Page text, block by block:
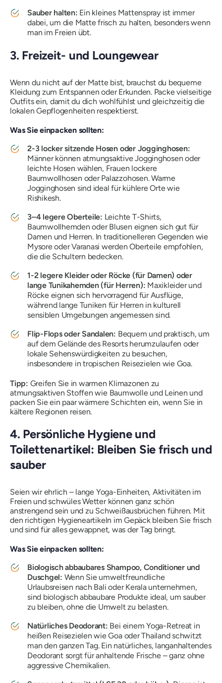
Sauber halten: Ein kleines Mattenspray ist immer
dabei, um die Matte frisch zu halten, besonders wenn
man im Freien übt.
3. Freizeit- und Loungewear
Wenn du nicht auf der Matte bist, brauchst du bequeme
Kleidung zum Entspannen oder Erkunden. Packe vielseitige
Outfits ein, damit du dich wohlfühlst und gleichzeitig die
lokalen Gepflogenheiten respektierst.
Was Sie einpacken sollten:
2-3 locker sitzende Hosen oder Jogginghosen:
Männer können atmungsaktive Jogginghosen oder
leichte Hosen wählen, Frauen lockere
Baumwollhosen oder Palazzohosen. Warme
Jogginghosen sind ideal für kühlere Orte wie
Rishikesh.
3–4 legere Oberteile: Leichte T-Shirts,
Baumwollhemden oder Blusen eignen sich gut für
Damen und Herren. In traditionelleren Gegenden wie
Mysore oder Varanasi werden Oberteile empfohlen,
die die Schultern bedecken.
1-2 legere Kleider oder Röcke (für Damen) oder
lange Tunikahemden (für Herren): Maxikleider und
Röcke eignen sich hervorragend für Ausflüge,
während lange Tuniken für Herren in kulturell
sensiblen Umgebungen angemessen sind.
Flip-Flops oder Sandalen: Bequem und praktisch, um
auf dem Gelände des Resorts herumzulaufen oder
lokale Sehenswürdigkeiten zu besuchen,
insbesondere in tropischen Reisezielen wie Goa.
Tipp: Greifen Sie in warmen Klimazonen zu
atmungsaktiven Stoffen wie Baumwolle und Leinen und
packen Sie ein paar wärmere Schichten ein, wenn Sie in
kältere Regionen reisen.
4. Persönliche Hygiene und
Toilettenartikel: Bleiben Sie frisch und
sauber
Seien wir ehrlich – lange Yoga-Einheiten, Aktivitäten im
Freien und schwüles Wetter können ganz schön
anstrengend sein und zu Schweißausbrüchen führen. Mit
den richtigen Hygieneartikeln im Gepäck bleiben Sie frisch
und sind für alles gewappnet, was der Tag bringt.
Was Sie einpacken sollten:
Biologisch abbaubares Shampoo, Conditioner und
Duschgel: Wenn Sie umweltfreundliche
Urlaubsreisen nach Bali oder Kerala unternehmen,
sind biologisch abbaubare Produkte ideal, um sauber
zu bleiben, ohne die Umwelt zu belasten.
Natürliches Deodorant: Bei einem Yoga-Retreat in
heißen Reisezielen wie Goa oder Thailand schwitzt
man den ganzen Tag. Ein natürliches, langanhaltendes
Deodorant sorgt für anhaltende Frische – ganz ohne
aggressive Chemikalien.